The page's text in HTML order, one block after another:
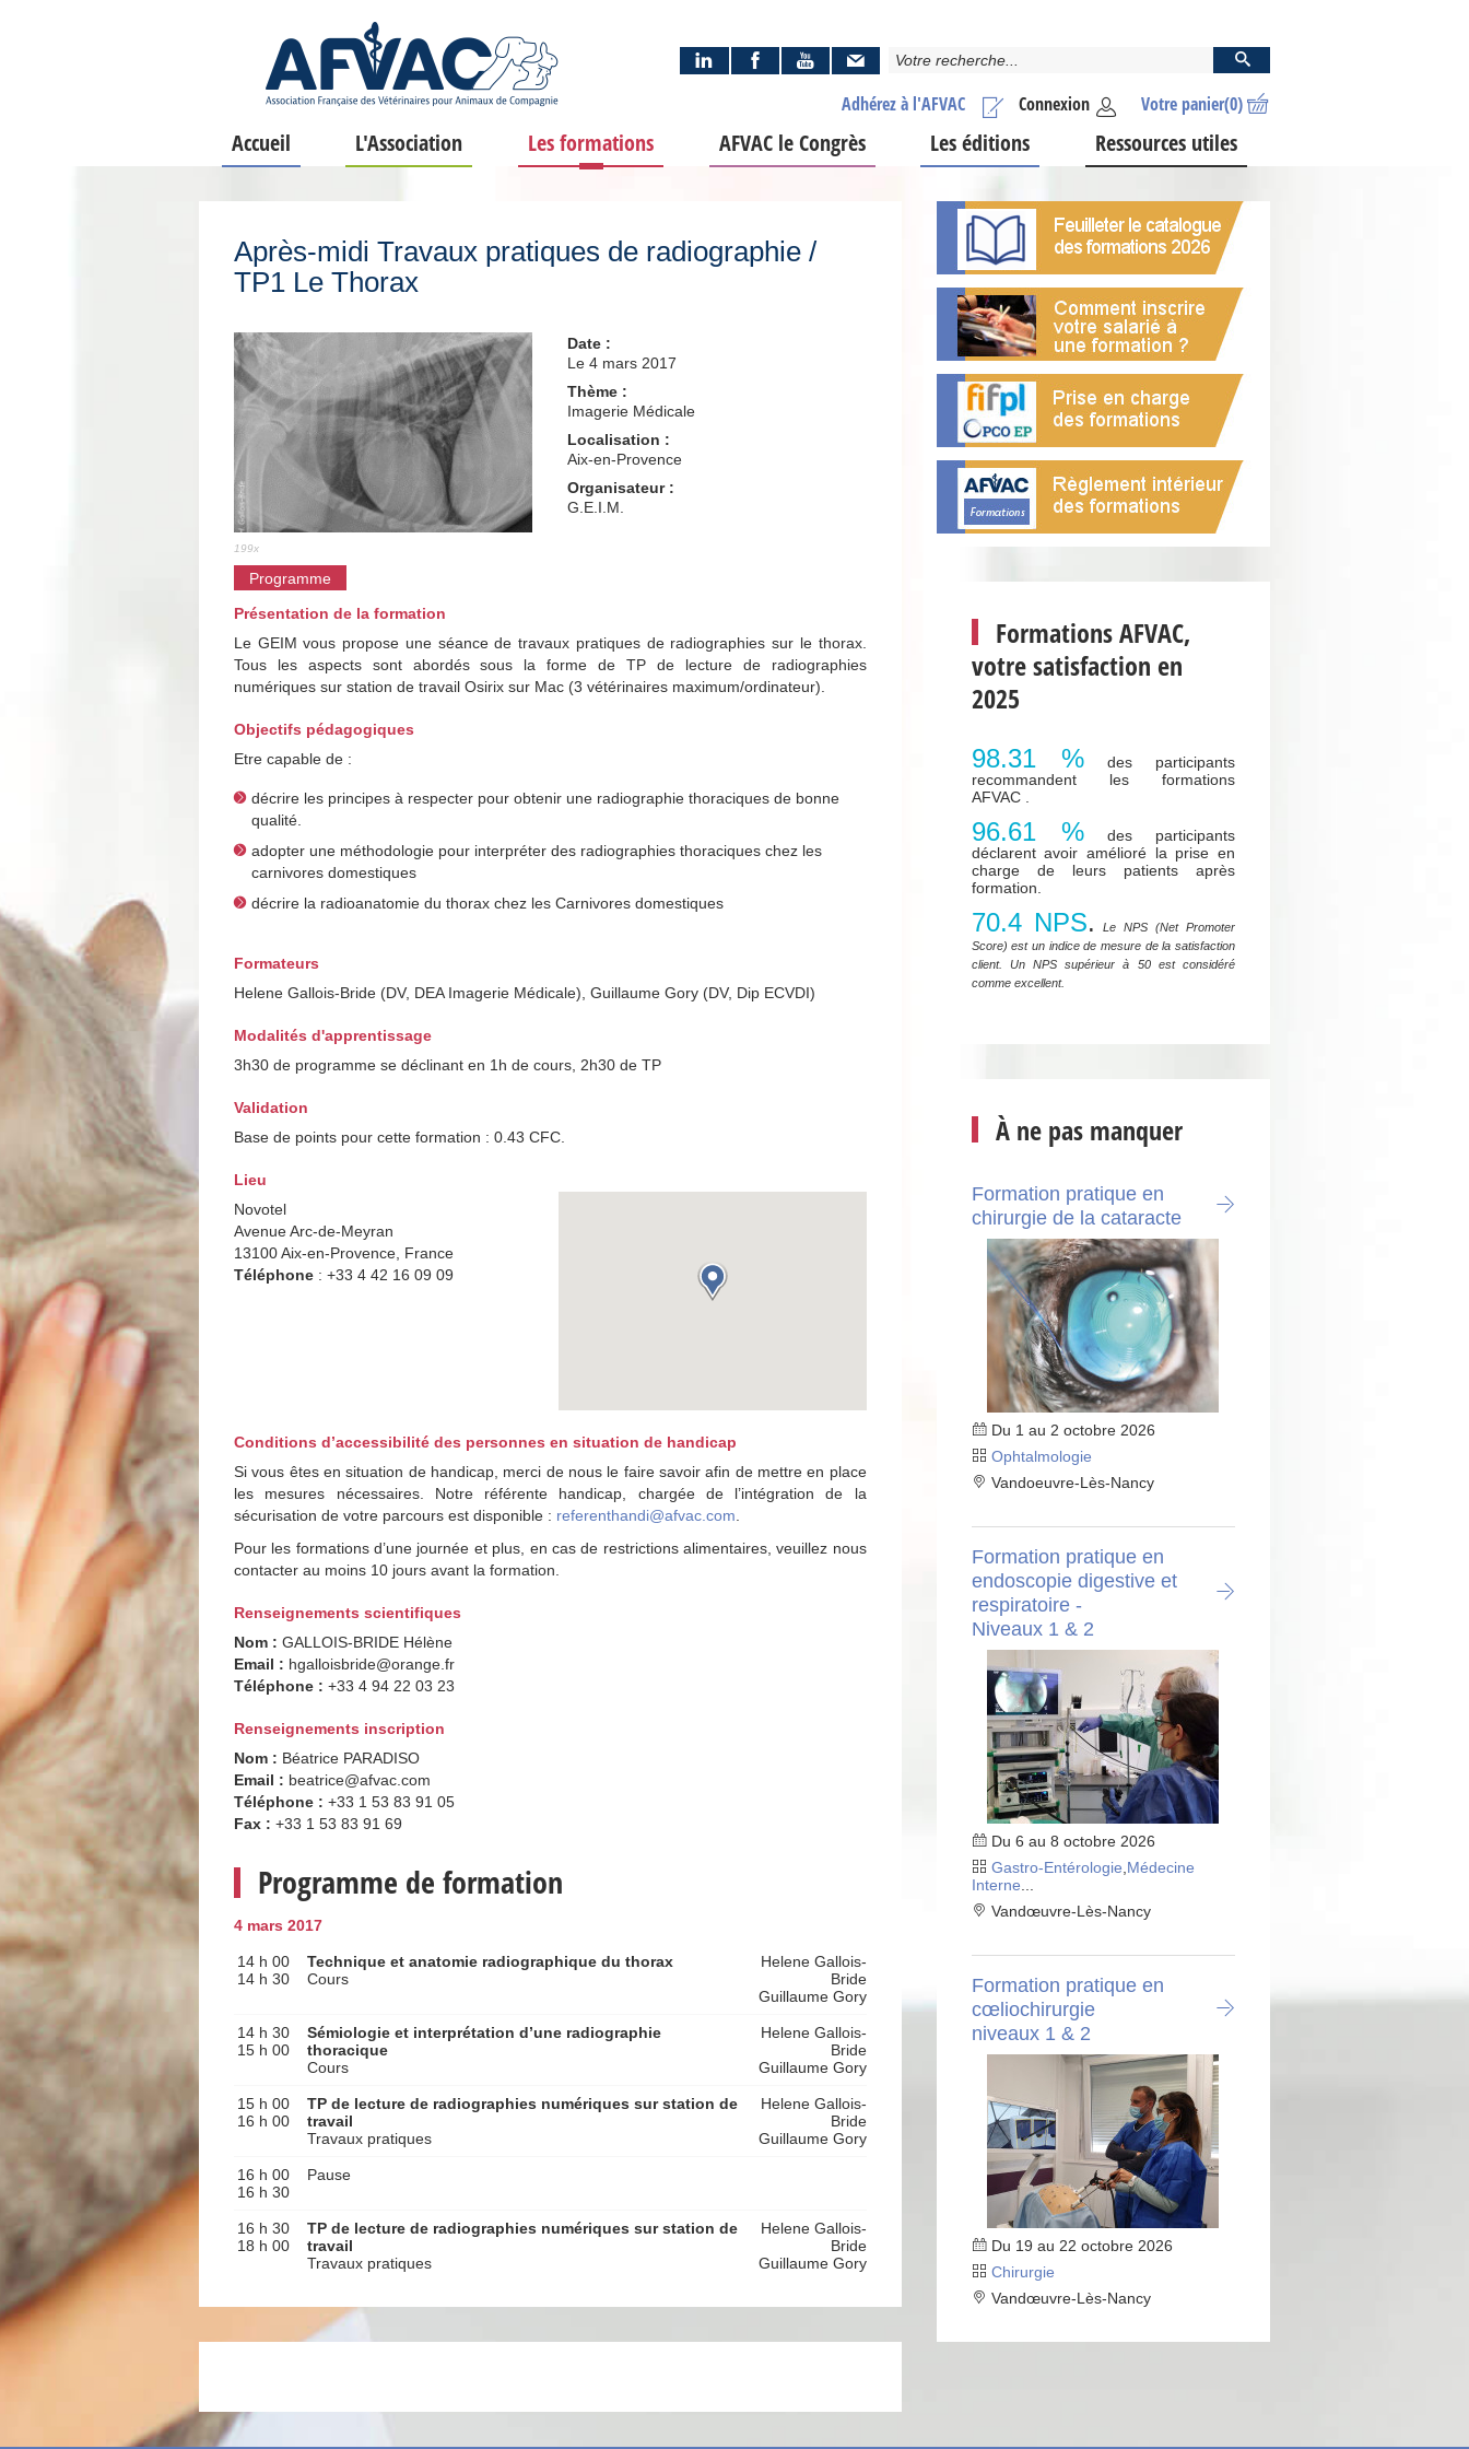
Votre panier(0)
Connexion
Adhérez à l'AFVAC
Accueil L'Association Les formations AFVAC le Congrès Les éditions Ressources utiles
Après-midi Travaux pratiques de radiographie /
TP1 Le Thorax
199x
Date :
Le 4 mars 2017
Thème :
Imagerie Médicale
Localisation :
Aix-en-Provence
Organisateur :
G.E.I.M.
Programme
Présentation de la formation
Le GEIM vous propose une séance de travaux pratiques de radiographies sur le thorax.
Tous les aspects sont abordés sous la forme de TP de lecture de radiographies
numériques sur station de travail Osirix sur Mac (3 vétérinaires maximum/ordinateur).
Objectifs pédagogiques
Etre capable de :
décrire les principes à respecter pour obtenir une radiographie thoraciques de bonne
qualité.
adopter une méthodologie pour interpréter des radiographies thoraciques chez les
carnivores domestiques
décrire la radioanatomie du thorax chez les Carnivores domestiques
Formateurs
Helene Gallois-Bride (DV, DEA Imagerie Médicale), Guillaume Gory (DV, Dip ECVDI)
Modalités d'apprentissage
3h30 de programme se déclinant en 1h de cours, 2h30 de TP
Validation
Base de points pour cette formation : 0.43 CFC.
Lieu
Novotel
Avenue Arc-de-Meyran
13100 Aix-en-Provence, France
Téléphone : +33 4 42 16 09 09
Conditions d’accessibilité des personnes en situation de handicap
Si vous êtes en situation de handicap, merci de nous le faire savoir afin de mettre en place
les mesures nécessaires. Notre référente handicap, chargée de l’intégration de la
sécurisation de votre parcours est disponible : referenthandi@afvac.com
Pour les formations d’une journée et plus, en cas de restrictions alimentaires, veuillez nous
contacter au moins 10 jours avant la formation.
Renseignements scientifiques
Nom : GALLOIS-BRIDE Hélène
Email : hgalloisbride@orange.fr
Téléphone : +33 4 94 22 03 23
Renseignements inscription
Nom : Béatrice PARADISO
Email : beatrice@afvac.com
Téléphone : +33 1 53 83 91 05
Fax : +33 1 53 83 91 69
Programme de formation
4 mars 2017
14 h 00
14 h 30
Technique et anatomie radiographique du thorax
Cours
Helene Gallois-
Bride
Guillaume Gory
14 h 30
15 h 00
Sémiologie et interprétation d’une radiographie
thoracique
Cours
Helene Gallois-
Bride
Guillaume Gory
15 h 00
16 h 00
TP de lecture de radiographies numériques sur station de
travail
Travaux pratiques
Helene Gallois-
Bride
Guillaume Gory
16 h 00
16 h 30
Pause
16 h 30
18 h 00
TP de lecture de radiographies numériques sur station de
travail
Travaux pratiques
Helene Gallois-
Bride
Guillaume Gory
Formations AFVAC,
votre satisfaction en
2025
98.31 % des participants
recommandent les formations
AFVAC .
96.61 % des participants
déclarent avoir amélioré la prise en
charge de leurs patients après
formation.
70.4 NPS.
Le NPS (Net Promoter
Score) est un indice de mesure de la satisfaction
client. Un NPS supérieur à 50 est considéré
comme excellent.
À ne pas manquer
Formation pratique en
chirurgie de la cataracte
Du 1 au 2 octobre 2026
Ophtalmologie
Vandoeuvre-Lès-Nancy
Formation pratique en
endoscopie digestive et
respiratoire -
Niveaux 1 & 2
Du 6 au 8 octobre 2026
Gastro-Entérologie Médecine
Interne
Vandœuvre-Lès-Nancy
Formation pratique en
cœliochirurgie
niveaux 1 & 2
Du 19 au 22 octobre 2026
Chirurgie
Vandœuvre-Lès-Nancy